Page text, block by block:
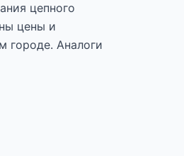
цепного
цены и
городе. Аналоги